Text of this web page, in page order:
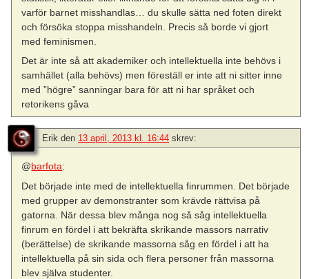
varför barnet misshandlas… du skulle sätta ned foten direkt
och försöka stoppa misshandeln. Precis så borde vi gjort
med feminismen.
Det är inte så att akademiker och intellektuella inte behövs i
samhället (alla behövs) men föreställ er inte att ni sitter inne
med ”högre” sanningar bara för att ni har språket och
retorikens gåva
Erik den 13 april, 2013 kl. 16:44 skrev:
@barfota:
Det började inte med de intellektuella finrummen. Det började
med grupper av demonstranter som krävde rättvisa på
gatorna. När dessa blev många nog så såg intellektuella
finrum en fördel i att bekräfta skrikande massors narrativ
(berättelse) de skrikande massorna såg en fördel i att ha
intellektuella på sin sida och flera personer från massorna
blev själva studenter.